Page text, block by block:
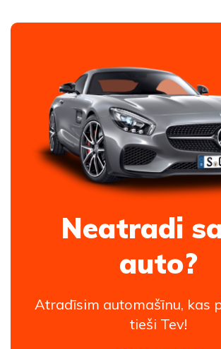
Neatradi
auto?
Atradīsim automašīnu, kas
tieši Tev!